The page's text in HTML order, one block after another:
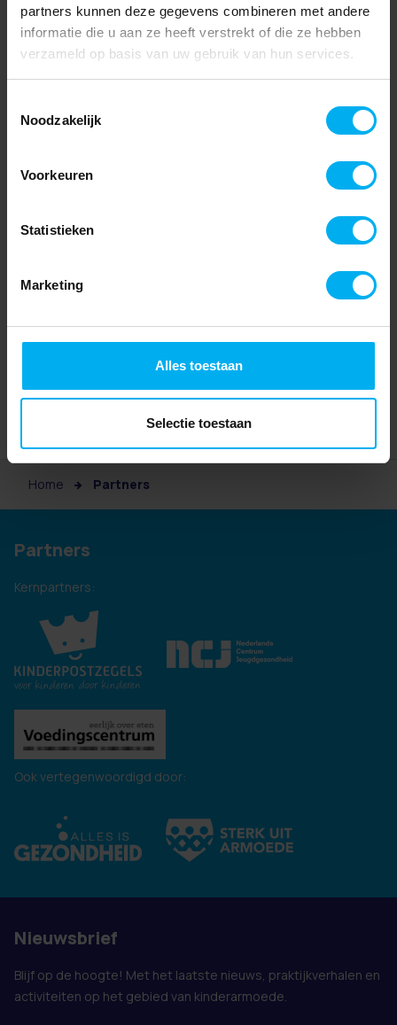
partners kunnen deze gegevens combineren met andere
informatie die u aan ze heeft verstrekt of die ze hebben
verzameld op basis van uw gebruik van hun services.
Noodzakelijk
Voorkeuren
Statistieken
Marketing
Alles toestaan
Selectie toestaan
Home Partners
Partners
Kernpartners:
Ook vertegenwoordigd door:
Nieuwsbrief
Blijf op de hoogte! Met het laatste nieuws, praktijkverhalen en
activiteiten op het gebied van kinderarmoede.